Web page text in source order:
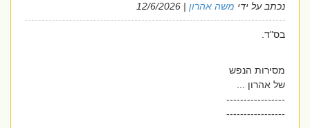
נכתב על ידימשה אהרון| 12/6/2026
בס"ד.
מסירות הנפש
של אהרון ...
-----------------
-----------------